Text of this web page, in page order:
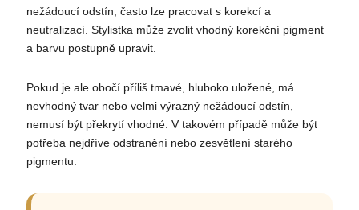
nežádoucí odstín, často lze pracovat s korekcí a
neutralizací. Stylistka může zvolit vhodný korekční pigment
a barvu postupně upravit.
Pokud je ale obočí příliš tmavé, hluboko uložené, má
nevhodný tvar nebo velmi výrazný nežádoucí odstín,
nemusí být překrytí vhodné. V takovém případě může být
potřeba nejdříve odstranění nebo zesvětlení starého
pigmentu.